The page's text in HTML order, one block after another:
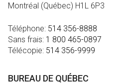
Montréal (Québec) H1L 6P3
Téléphone: 514 356-8888
Sans frais: 1 800 465-0897
Télécopie: 514 356-9999
BUREAU DE QUÉBEC